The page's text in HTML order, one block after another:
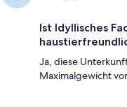
Ist Idyllisches
Ja, diese
Maximalgewicht